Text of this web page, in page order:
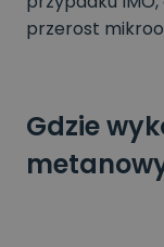
przerost
Gdzie